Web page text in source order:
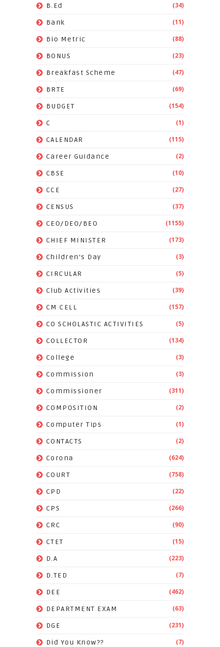
B.Ed (34)
Bank (11)
Bio Metric (88)
BONUS (23)
Breakfast Scheme (47)
BRTE (69)
BUDGET (154)
C (1)
CALENDAR (115)
Career Guidance (2)
CBSE (10)
CCE (27)
CENSUS (37)
CEO/DEO/BEO (1155)
CHIEF MINISTER (173)
Children's Day (3)
CIRCULAR (5)
Club Activities (39)
CM CELL (157)
CO SCHOLASTIC ACTIVITIES (5)
COLLECTOR (134)
College (3)
Commission (3)
Commissioner (311)
COMPOSITION (2)
Computer Tips (1)
CONTACTS (2)
Corona (624)
COURT (758)
CPD (22)
CPS (266)
CRC (90)
CTET (15)
D.A (223)
D.TED (7)
DEE (462)
DEPARTMENT EXAM (63)
DGE (231)
Did You Know?? (7)